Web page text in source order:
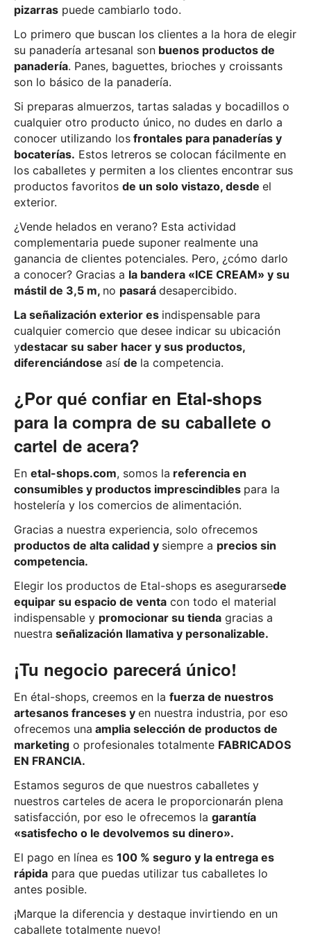
pizarras puede cambiarlo todo.
Lo primero que buscan los clientes a la hora de elegir
su panadería artesanal son buenos productos de
panadería. Panes, baguettes, brioches y croissants
son lo básico de la panadería.
Si preparas almuerzos, tartas saladas y bocadillos o
cualquier otro producto único, no dudes en darlo a
conocer utilizando los frontales para panaderías y
bocaterías. Estos letreros se colocan fácilmente en
los caballetes y permiten a los clientes encontrar sus
productos favoritos de un solo vistazo, desde el
exterior.
¿Vende helados en verano? Esta actividad
complementaria puede suponer realmente una
ganancia de clientes potenciales. Pero, ¿cómo darlo
a conocer? Gracias a la bandera «ICE CREAM» y su
mástil de 3,5 m, no pasará desapercibido.
La señalización exterior es indispensable para
cualquier comercio que desee indicar su ubicación
ydestacar su saber hacer y sus productos,
diferenciándose así de la competencia.
¿Por qué confiar en Etal-shops
para la compra de su caballete o
cartel de acera?
En etal-shops.com, somos la referencia en
consumibles y productos imprescindibles para la
hostelería y los comercios de alimentación.
Gracias a nuestra experiencia, solo ofrecemos
productos de alta calidad y siempre a precios sin
competencia.
Elegir los productos de Etal-shops es asegurarsede
equipar su espacio de venta con todo el material
indispensable y promocionar su tienda gracias a
nuestra señalización llamativa y personalizable.
¡Tu negocio parecerá único!
En étal-shops, creemos en la fuerza de nuestros
artesanos franceses y en nuestra industria, por eso
ofrecemos una amplia selección de productos de
marketing o profesionales totalmente FABRICADOS
EN FRANCIA.
Estamos seguros de que nuestros caballetes y
nuestros carteles de acera le proporcionarán plena
satisfacción, por eso le ofrecemos la garantía
«satisfecho o le devolvemos su dinero».
El pago en línea es 100 % seguro y la entrega es
rápida para que puedas utilizar tus caballetes lo
antes posible.
¡Marque la diferencia y destaque invirtiendo en un
caballete totalmente nuevo!